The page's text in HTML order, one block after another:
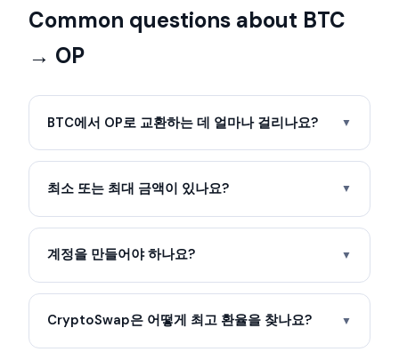
Common questions about BTC
→ OP
BTC에서 OP로 교환하는 데 얼마나 걸리나요? ▼
최소 또는 최대 금액이 있나요? ▼
계정을 만들어야 하나요? ▼
CryptoSwap은 어떻게 최고 환율을 찾나요? ▼